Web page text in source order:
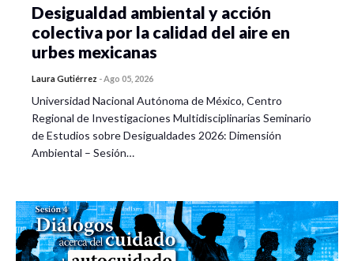
Actividad – 13 de Octubre de 2023
10:00 a 12:00 | Mesa de discusión. El aprendizaje de las
Ciencias Sociales en educación básica desde el
desarrollo de proyectos comunitarios ¿un desafío
metodológico o de política pública? (Híbrido)
Coordinadores:Dra. Claudia Mireya Vázquez, Mtra. Yudit
Ramos Esquivel, Mtro. Jorge Domingo Saucedo Encina,
Zacatecas).
Comentaristas:
Desigualdad ambiental y acción
colectiva por la calidad del aire en
urbes mexicanas
Laura Gutiérrez -Ago 05, 2026
Universidad Nacional Autónoma de México, Centro
Regional de Investigaciones Multidisciplinarias Seminario
de Estudios sobre Desigualdades 2026: Dimensión
Ambiental – Sesión…